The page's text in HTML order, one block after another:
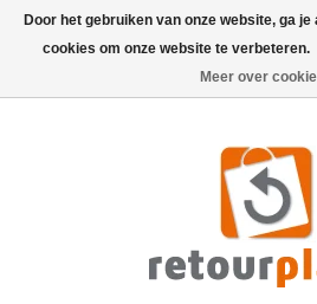
Door het gebruiken van onze website, ga
cookies om onze website te verbeteren.
Meer over